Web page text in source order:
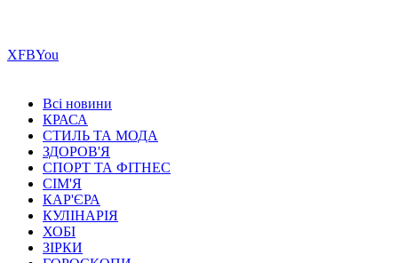
ХFBYou
Всі новини
КРАСА
СТИЛЬ ТА МОДА
ЗДОРОВ'Я
СПОРТ ТА ФІТНЕС
СІМ'Я
КАР'ЄРА
КУЛІНАРІЯ
ХОБІ
ЗІРКИ